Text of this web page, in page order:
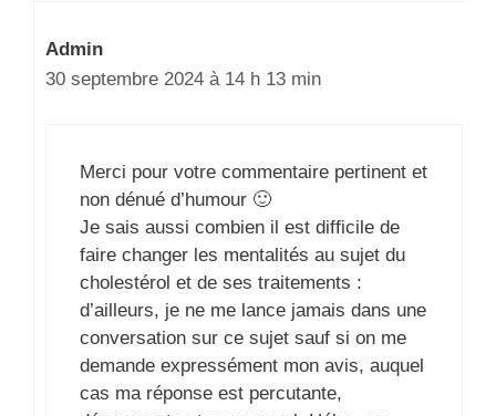
Admin
30 septembre 2024 à 14 h 13 min
Merci pour votre commentaire pertinent et
non dénué d’humour 🙂
Je sais aussi combien il est difficile de
faire changer les mentalités au sujet du
cholestérol et de ses traitements :
d’ailleurs, je ne me lance jamais dans une
conversation sur ce sujet sauf si on me
demande expressément mon avis, auquel
cas ma réponse est percutante,